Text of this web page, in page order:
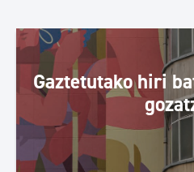
Gaztetutako hiri